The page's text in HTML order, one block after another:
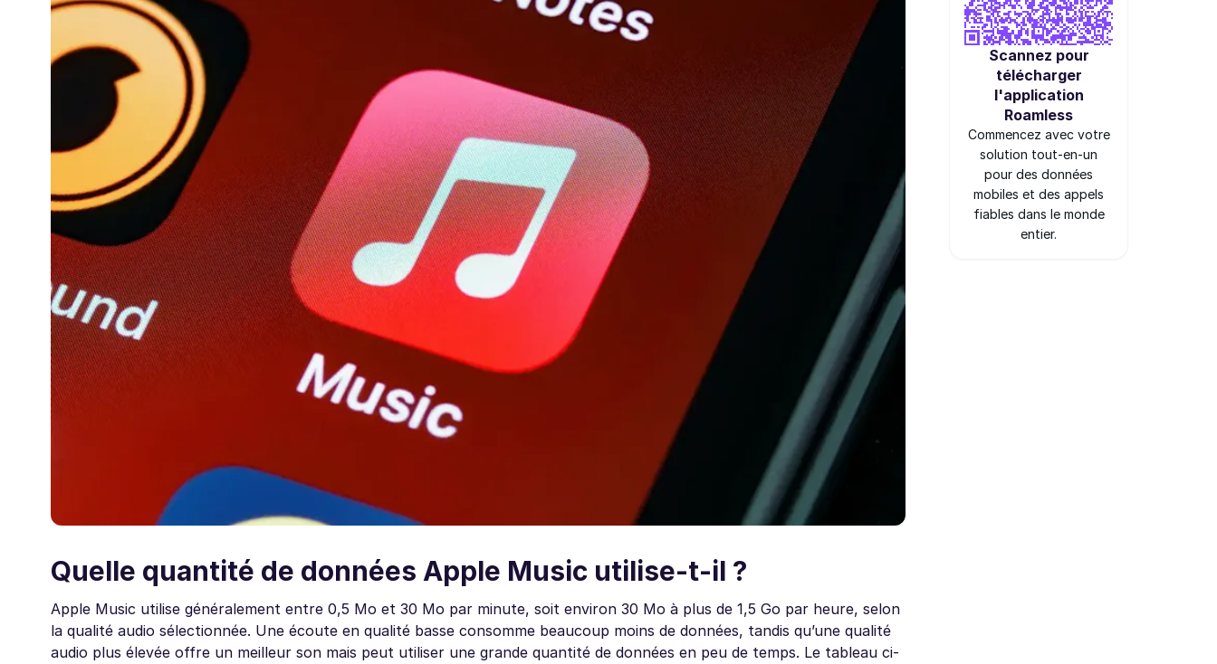
Quelle quantité de données Apple Music utilise-t-il ?
Apple Music utilise généralement entre 0,5 Mo et 30 Mo par minute, soit environ 30 Mo à plus de 1,5 Go par heure, selon
la qualité audio sélectionnée. Une écoute en qualité basse consomme beaucoup moins de données, tandis qu’une qualité
audio plus élevée offre un meilleur son mais peut utiliser une grande quantité de données en peu de temps. Le tableau ci-
Scannez pour
télécharger
l'application
Roamless
Commencez avec votre
solution tout-en-un
pour des données
mobiles et des appels
fiables dans le monde
entier.